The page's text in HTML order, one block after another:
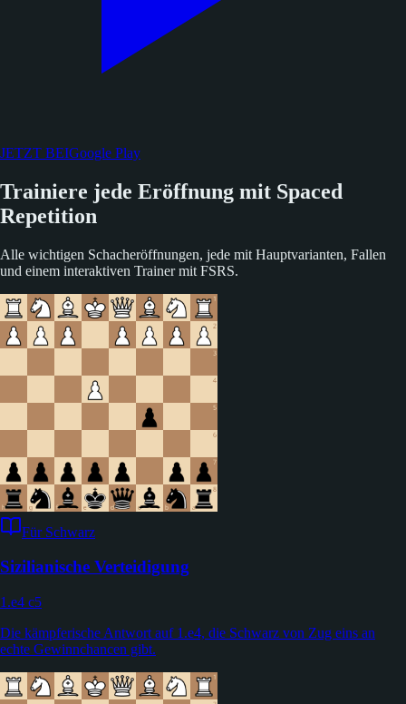
JETZT BEIGoogle Play
Trainiere jede Eröffnung mit Spaced
Repetition
Alle wichtigen Schacheröffnungen, jede mit Hauptvarianten, Fallen
und einem interaktiven Trainer mit FSRS.
Für Schwarz
Sizilianische Verteidigung
1.e4 c5
Die kämpferische Antwort auf 1.e4, die Schwarz von Zug eins an
echte Gewinnchancen gibt.